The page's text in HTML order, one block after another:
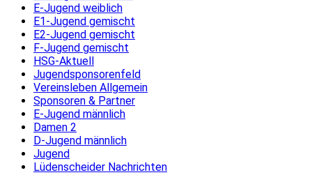
E-Jugend weiblich
E1-Jugend gemischt
E2-Jugend gemischt
F-Jugend gemischt
HSG-Aktuell
Jugendsponsorenfeld
Vereinsleben Allgemein
Sponsoren & Partner
E-Jugend männlich
Damen 2
D-Jugend männlich
Jugend
Lüdenscheider Nachrichten